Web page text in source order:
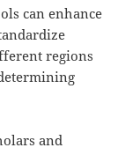
can enhance
regions
and